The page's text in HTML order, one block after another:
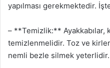
yapılması gerekmektedir.
– **Temizlik:** Ayakkabılar,
temizlenmelidir. Toz ve
nemli bezle silmek yeterlidir.